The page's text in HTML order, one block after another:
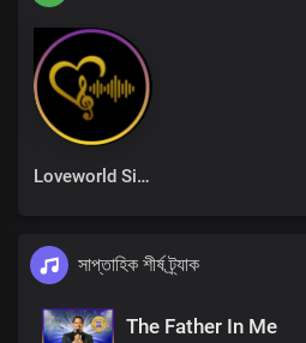
Loveworld Singers
সাপ্তাহিক শীর্ষ ট্র্যাক
The Father In Me